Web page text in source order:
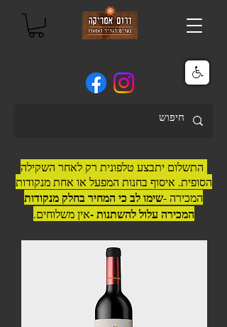
התשלום יתבצע טלפונית רק לאחר השקילה
הסופית. איסוף בחנות המפעל או אחת מנקודות
המכירה -שימו לב כי המחיר בחלק מנקודות
המכירה עלול להשתנות -אין משלוחים.